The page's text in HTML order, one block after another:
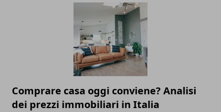
Comprare casa oggi conviene? Analisi
dei prezzi immobiliari in Italia